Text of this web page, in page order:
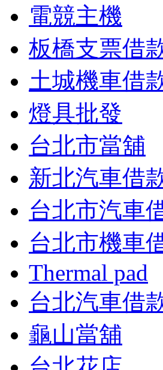
電競主機
板橋支票借
土城機車借
燈具批發
台北市當舖
新北汽車借
台北市汽車
台北市機車
Thermal pad
台北汽車借
龜山當舖